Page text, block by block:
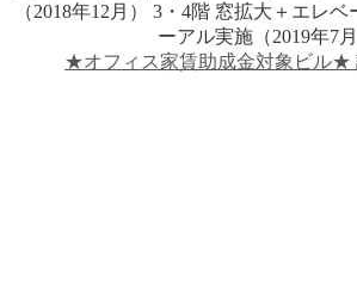
（2018年12月） 3・4階 窓拡大＋エレ
ーアル実施（2019年7月
★オフィス家賃助成金対象ビル★